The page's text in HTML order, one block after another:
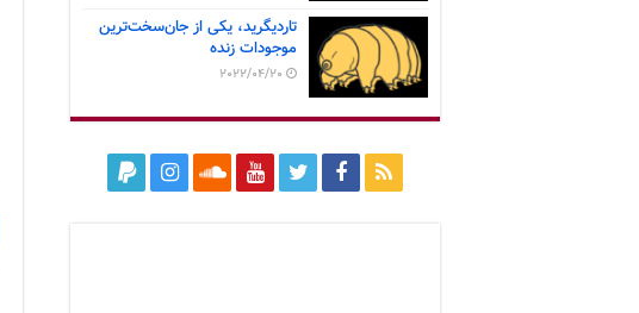
تاردیگرید، یکی از جان‌سخت‌ترین
موجودات زنده
2022/04/20